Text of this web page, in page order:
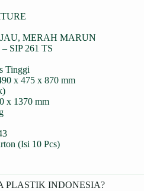
MERAH MARUN
SIP 261 TS
Tinggi
x 475 x 870 mm
x 1370 mm
(Isi 10 Pcs)
PLASTIK INDONESIA?